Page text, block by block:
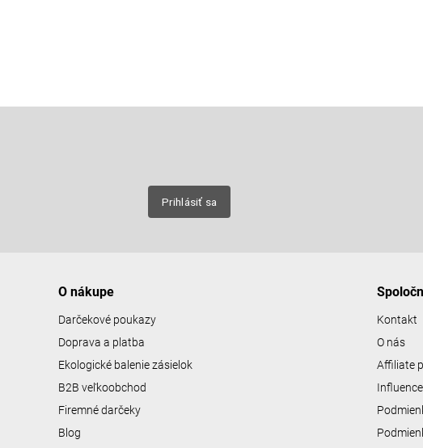
Prihlásiť sa
O nákupe
Darčekové poukazy
Doprava a platba
Ekologické balenie zásielok
B2B veľkoobchod
Firemné darčeky
Blog
Kontakt
O nás
Affiliate